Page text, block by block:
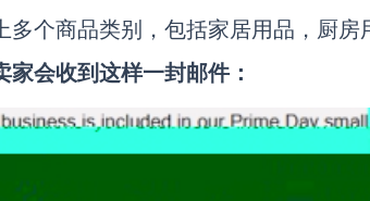
个商品类别，包括家居用品，厨房
会收到这样一封邮件：